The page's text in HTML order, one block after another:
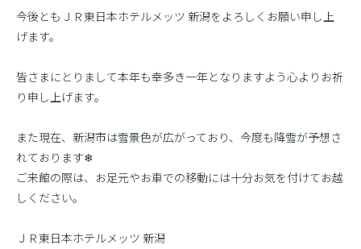
今後ともＪＲ東日本ホテルメッツ 新潟をよろしくお願い申し上
げます。
皆さまにとりまして本年も幸多き一年となりますよう心よりお祈
り申し上げます。
また現在、新潟市は雪景色が広がっており、今度も降雪が予想さ
れております❄
ご来館の際は、お足元やお車での移動には十分お気を付けてお越
しください。
ＪＲ東日本ホテルメッツ 新潟